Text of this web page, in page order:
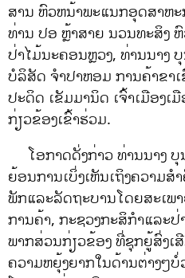
ສານ ຫົວຫນ້າພະແນກອຸດສາຫ
ທ່ານ ປອ ຫຼ້າສາຍ ນວນທະສິງ
ປ່າໄມ້ນະຄອນຫຼວງ, ທ່ານນາງ
ບໍລິສັດ ຈໍາປາຫອມ ການຄ້າຂາ
ປະດິດ ເຂັມມານິດ ເຈົ້າເມືອງເ
ກ່ຽວຂ້ອງເຂົ້າຮ່ວມ.
ໂອກາດດັ່ງກ່າວ ທ່ານນາງ ບຸ
ຍ້ອນການເບິ່ງເຫັນເຖິງຄວາມສໍ
ພັກແລະລັດຖະບານໂດຍສະເພ
ການຄ້າ, ກະຊວງກະສິກໍາແລະ
ພາກສ່ວນກ່ຽວຂ້ອງ ທີ່ຊຸກຍູ້ສົ່ງ
ຄວາມຫຍຸ້ງຍາກໃນດ້ານຕ່າງໆ